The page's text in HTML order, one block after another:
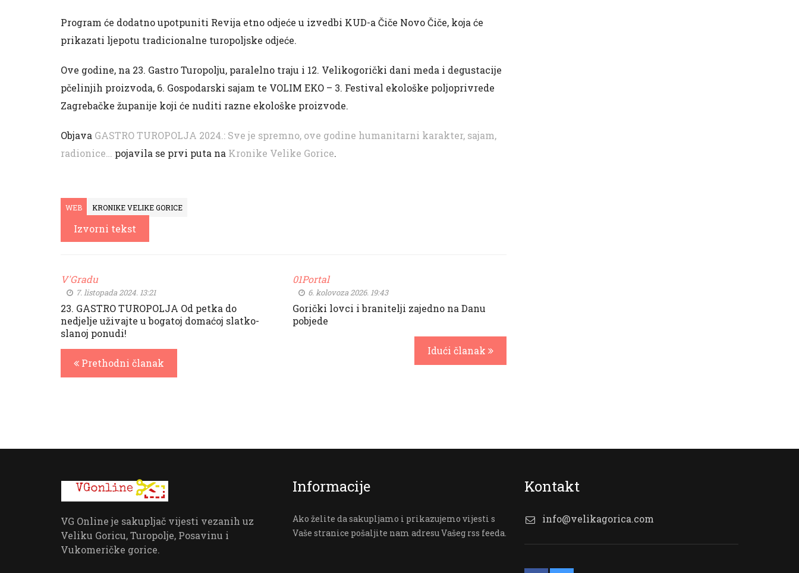
Program će dodatno upotpuniti Revija etno odjeće u izvedbi KUD-a Čiče Novo Čiče, koja će
prikazati ljepotu tradicionalne turopoljske odjeće.
Ove godine, na 23. Gastro Turopolju, paralelno traju i 12. Velikogorički dani meda i degustacije
pčelinjih proizvoda, 6. Gospodarski sajam te VOLIM EKO – 3. Festival ekološke poljoprivrede
Zagrebačke županije koji će nuditi razne ekološke proizvode.
Objava GASTRO TUROPOLJA 2024.: Sve je spremno, ove godine humanitarni karakter, sajam,
radionice…
pojavila se prvi puta na Kronike Velike Gorice.
WEB KRONIKE VELIKE GORICE
Izvorni tekst
V'Gradu
7. listopada 2024. 13:21
23. GASTRO TUROPOLJA Od petka do
nedjelje uživajte u bogatoj domaćoj slatko-
slanoj ponudi!
Prethodni članak
01Portal
6. kolovoza 2026. 19:43
Gorički lovci i branitelji zajedno na Danu
pobjede
Idući članak
VG Online je sakupljač vijesti vezanih uz
Veliku Goricu, Turopolje, Posavinu i
Vukomeričke gorice.
Informacije
Ako želite da sakupljamo i prikazujemo vijesti s
Vaše stranice pošaljite nam adresu Vašeg rss feeda.
Kontakt
info@velikagorica.com